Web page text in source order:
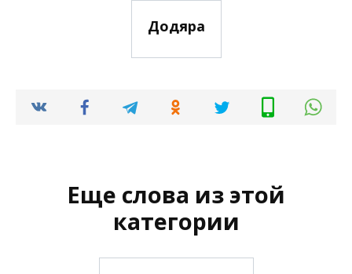
Додяра
Еще слова из этой
категории